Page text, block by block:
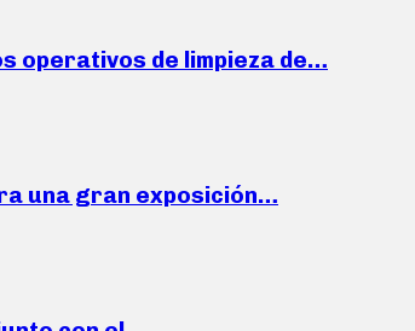
operativos de limpieza de…
una gran exposición…